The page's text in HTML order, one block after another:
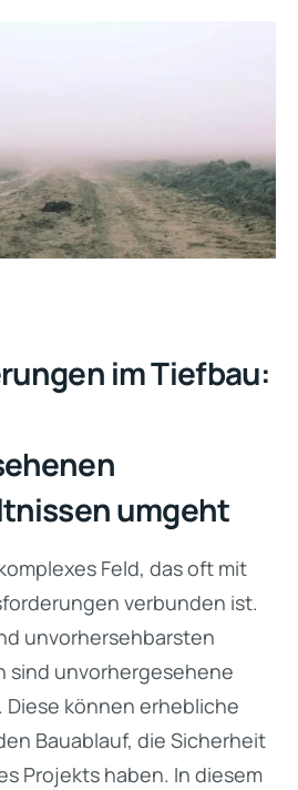
im Tiefbau:
umgeht
Feld, das oft mit
verbunden ist.
unvorhersehbarsten
sind unvorhergesehene
können erhebliche
Bauablauf, die Sicherheit
Projekts haben. In diesem